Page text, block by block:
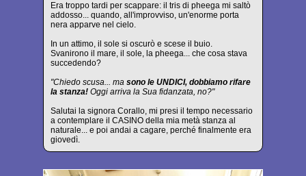
Era troppo tardi per scappare: il tris di pheega mi saltò
addosso... quando, all'improvviso, un'enorme porta
nera apparve nel cielo.
In un attimo, il sole si oscurò e scese il buio.
Svanirono il mare, il sole, la pheega... che cosa stava
succedendo?
"Chiedo scusa... ma sono le UNDICI, dobbiamo rifare
la stanza! Oggi arriva la Sua fidanzata, no?"
Salutai la signora Corallo, mi presi il tempo necessario
a contemplare il CASINO della mia metà stanza al
naturale... e poi andai a cagare, perché finalmente era
giovedì.